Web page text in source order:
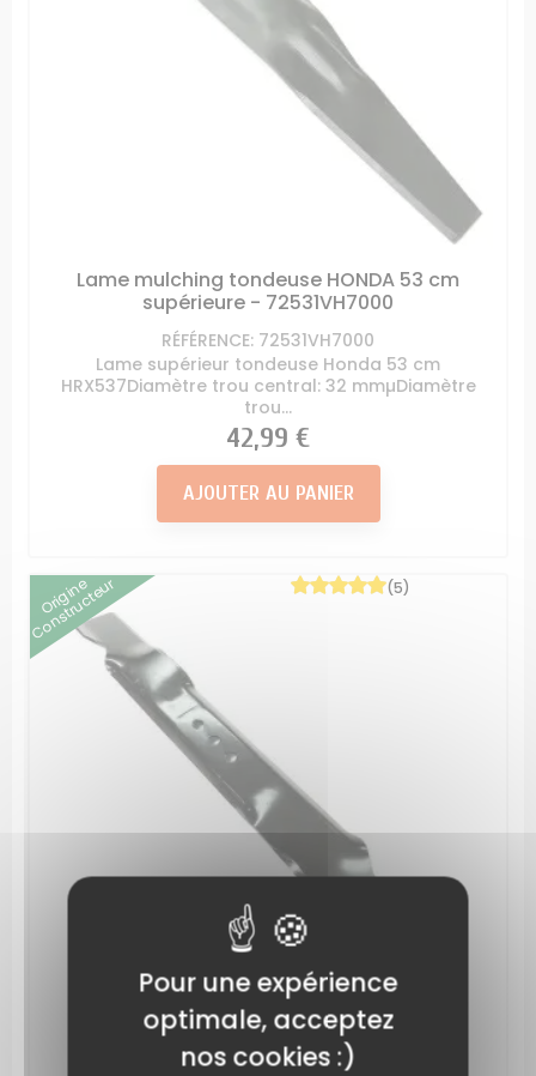
Lame mulching tondeuse HONDA 53 cm
supérieure - 72531VH7000
RÉFÉRENCE: 72531VH7000
Lame supérieur tondeuse Honda 53 cm
HRX537Diamètre trou central: 32 mmµDiamètre
trou...
Prix
42,99 €
AJOUTER AU PANIER
Origine
Constructeur
Lame tondeuse Murray 48 cm
(5)
Pour une expérience
optimale, acceptez
nos cookies :)